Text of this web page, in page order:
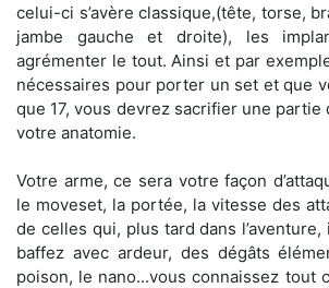
celui-ci s’avère classique,(tête, torse,
jambe gauche et droite), les
agrémenter le tout. Ainsi et par
nécessaires pour porter un set et que
que 17, vous devrez sacrifier une partie
votre anatomie.
Votre arme, ce sera votre façon
le moveset, la portée, la vitesse des
de celles qui, plus tard dans
baffez avec ardeur, des dégâts
poison, le nano...vous connaissez tout